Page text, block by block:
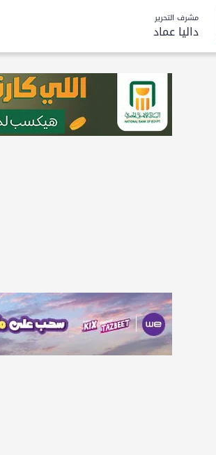
مشرف التحرير
داليا عماد